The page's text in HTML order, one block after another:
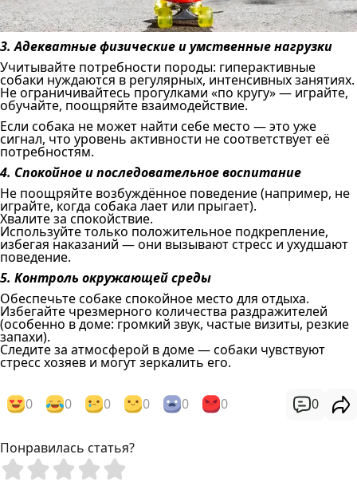
3. Адекватные физические и умственные нагрузки
Учитывайте потребности породы: гиперактивные
собаки нуждаются в регулярных, интенсивных занятиях.
Не ограничивайтесь прогулками «по кругу» — играйте,
обучайте, поощряйте взаимодействие.
Если собака не может найти себе место — это уже
сигнал, что уровень активности не соответствует её
потребностям.
4. Спокойное и последовательное воспитание
Не поощряйте возбуждённое поведение (например, не
играйте, когда собака лает или прыгает).
Хвалите за спокойствие.
Используйте только положительное подкрепление,
избегая наказаний — они вызывают стресс и ухудшают
поведение.
5. Контроль окружающей среды
Обеспечьте собаке спокойное место для отдыха.
Избегайте чрезмерного количества раздражителей
(особенно в доме: громкий звук, частые визиты, резкие
запахи).
Следите за атмосферой в доме — собаки чувствуют
стресс хозяев и могут зеркалить его.
0 0 0 0 0 0 0
Понравилась статья?